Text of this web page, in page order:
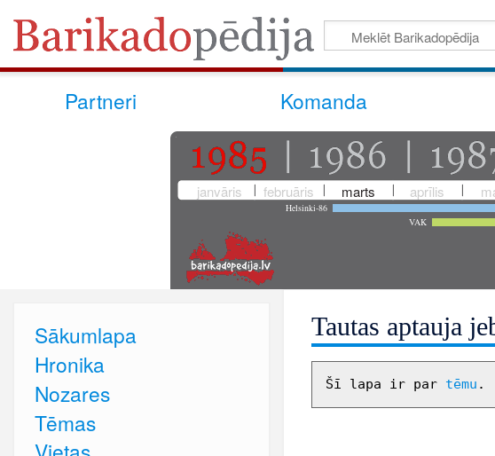
Partneri Komanda
janvāris februāris marts aprīlis
Helsinki-86
VAK
Tautas aptauja
Šī lapa ir par tēmu
Sākumlapa
Hronika
Nozares
Tēmas